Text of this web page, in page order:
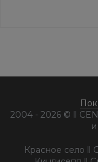
• Количество плитки
2004 - 2026 © ll
Красное село ll